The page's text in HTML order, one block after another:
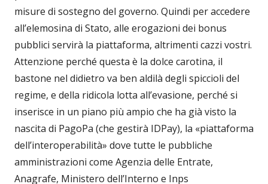
misure di sostegno del governo. Quindi per accedere
all’elemosina di Stato, alle erogazioni dei bonus
pubblici servirà la piattaforma, altrimenti cazzi vostri.
Attenzione perché questa è la dolce carotina, il
bastone nel didietro va ben aldilà degli spiccioli del
regime, e della ridicola lotta all’evasione, perché si
inserisce in un piano più ampio che ha già visto la
nascita di PagoPa (che gestirà IDPay), la «piattaforma
dell’interoperabilità» dove tutte le pubbliche
amministrazioni come Agenzia delle Entrate,
Anagrafe, Ministero dell’Interno e Inps